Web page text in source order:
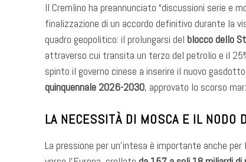
Il Cremlino ha preannunciato “discussioni serie e
finalizzazione di un accordo definitivo durante la
quadro geopolitico: il prolungarsi del blocco dello
attraverso cui transita un terzo del petrolio e il
spinto il governo cinese a inserire il nuovo
quinquennale 2026-2030, approvato lo scorso
LA NECESSITÀ DI MOSCA E IL NODO
La pressione per un’intesa è importante anche